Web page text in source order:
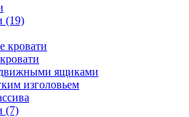
(19)
кровати
ящиками
изголовьем
(7)